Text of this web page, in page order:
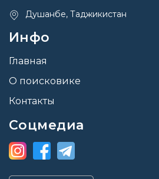
Душанбе, Таджикистан
Инфо
Главная
О поисковике
Контакты
Соцмедиа